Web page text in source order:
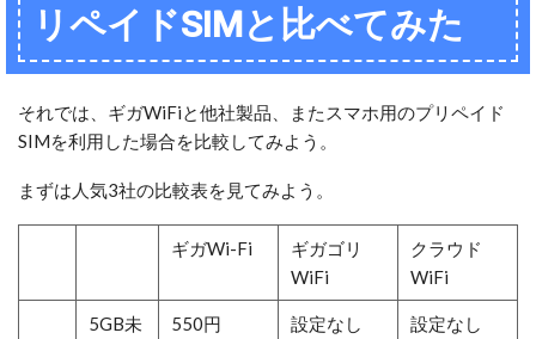
リペイドSIMと比べてみた
それでは、ギガWiFiと他社製品、またスマホ用のプリペイド
SIMを利用した場合を比較してみよう。
まずは人気3社の比較表を見てみよう。
ギガWi-Fi
ギガゴリ
WiFi
クラウド
WiFi
5GB未
550円 設定なし 設定なし